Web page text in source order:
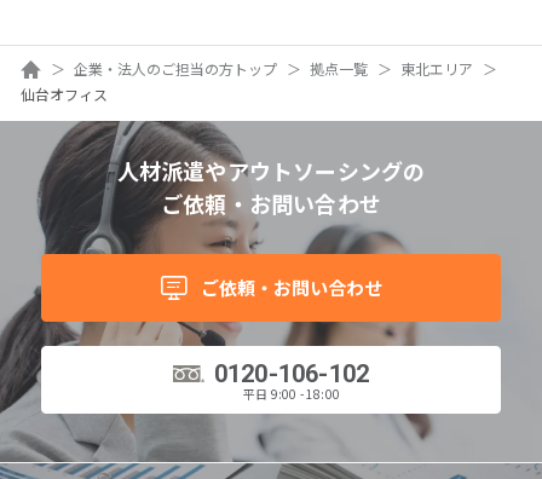
ホーム企業・法人のご担当の方トップ 拠点一覧
東北エリア
仙台オフィス
人材派遣やアウトソーシングの
ご依頼・お問い合わせ
ご依頼・お問い合わせ
0120-106-102
平日 9:00 - 18:00